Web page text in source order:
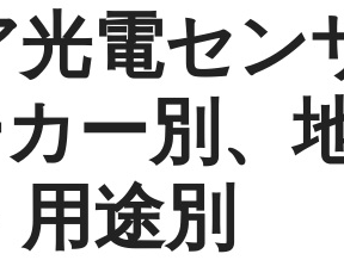
電セン
ー別、
用途別